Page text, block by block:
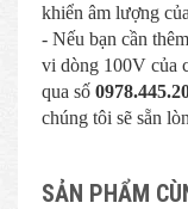
khiển âm lượng
- Nếu bạn cần
vi dòng 100V của
qua số
chúng tôi sẽ sẵn
SẢN PHẨM